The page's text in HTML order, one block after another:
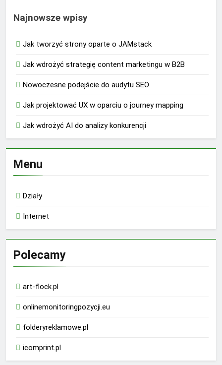
Najnowsze wpisy
Jak tworzyć strony oparte o JAMstack
Jak wdrożyć strategię content marketingu w B2B
Nowoczesne podejście do audytu SEO
Jak projektować UX w oparciu o journey mapping
Jak wdrożyć AI do analizy konkurencji
Menu
Działy
Internet
Polecamy
art-flock.pl
onlinemonitoringpozycji.eu
folderyreklamowe.pl
icomprint.pl